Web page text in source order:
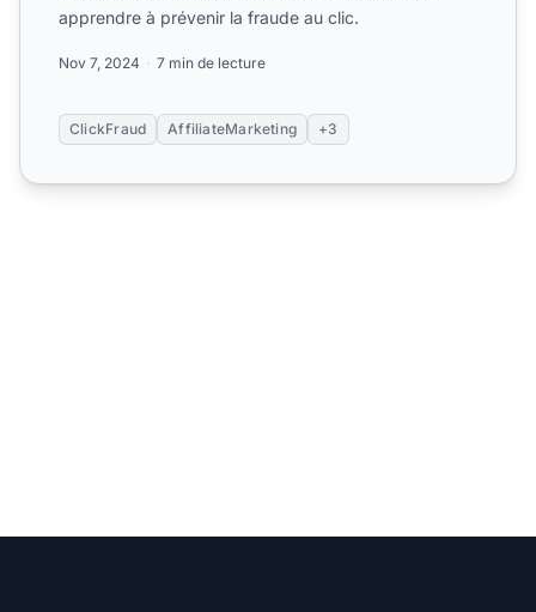
apprendre à prévenir la fraude au clic.
Nov 7, 2024 7 min de lecture
ClickFraud AffiliateMarketing +3